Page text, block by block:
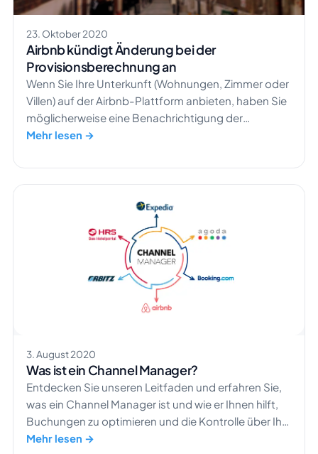
23. Oktober 2020
Airbnb kündigt Änderung bei der
Provisionsberechnung an
Wenn Sie Ihre Unterkunft (Wohnungen, Zimmer oder
Villen) auf der Airbnb-Plattform anbieten, haben Sie
möglicherweise eine Benachrichtigung der
Plattform über die Änderung der Struktur der
dem 7.12.2020 hat Airbnb eine Änderung der Gebühr
für seine Dienstleistungen angekündigt. […]
Mehr lesen →
3. August 2020
Was ist ein Channel Manager?
Entdecken Sie unseren Leitfaden und erfahren Sie,
was ein Channel Manager ist und wie er Ihnen hilft,
Buchungen zu optimieren und die Kontrolle über Ihr
Hotel zu zentralisieren.
Mehr lesen →